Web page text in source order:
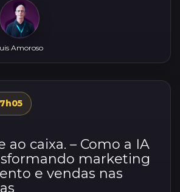
Amoroso
ao caixa. – Como a IA
marketing
e vendas nas